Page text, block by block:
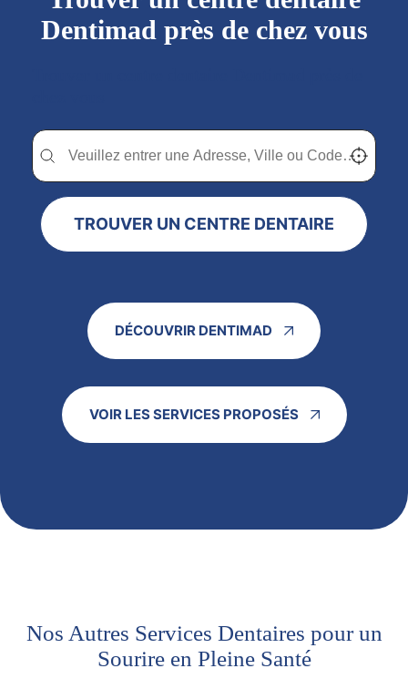
Dentimad près de chez vous
Trouver un centre dentaire Dentimad près de
Trouver un centre dentaire Dentimad près de chez vous Localisez-
TROUVER UN CENTRE DENTAIRE
DÉCOUVRIR DENTIMAD
VOIR LES SERVICES PROPOSÉS
Nos Autres Services Dentaires pour un
Sourire en Pleine Santé